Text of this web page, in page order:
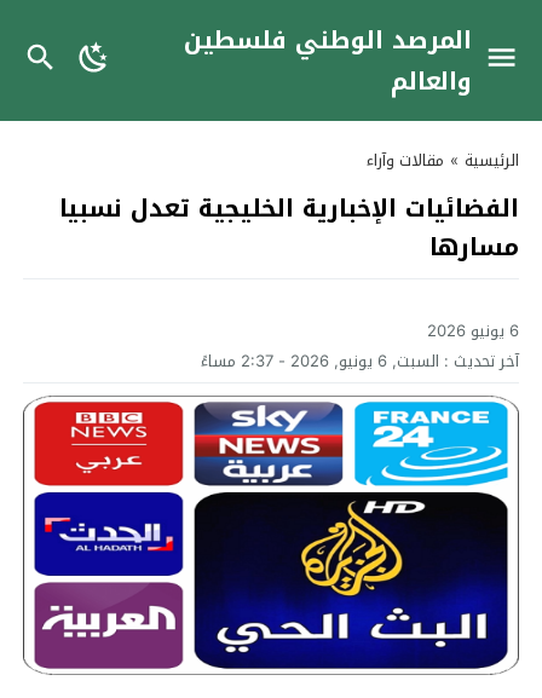
المرصد الوطني فلسطين
والعالم
الرئيسية » مقالات وآراء
الفضائيات الإخبارية الخليجية تعدل نسبيا
مسارها
6 يونيو 2026
آخر تحديث : السبت, 6 يونيو, 2026 - 2:37 مساءً